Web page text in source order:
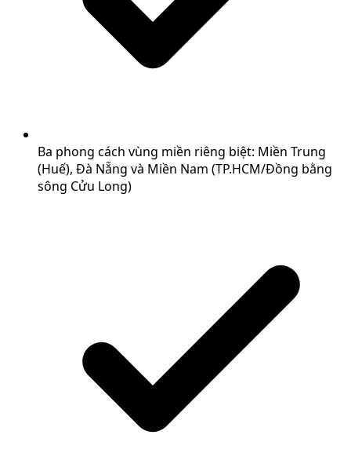
Ba phong cách vùng miền riêng biệt: Miền Trung
(Huế), Đà Nẵng và Miền Nam (TP.HCM/Đồng bằng
sông Cửu Long)